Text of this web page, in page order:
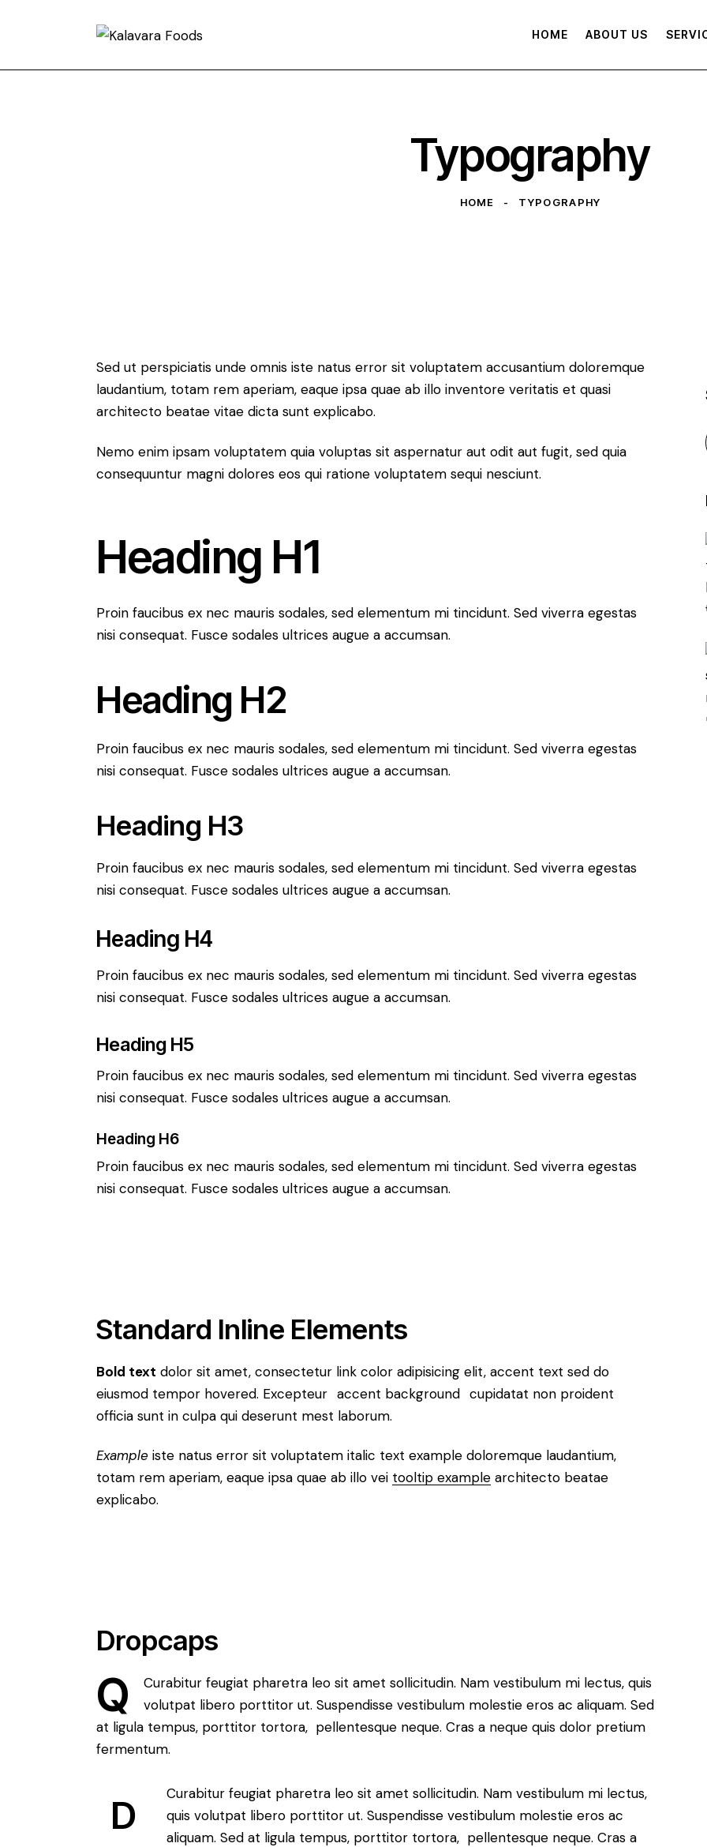
HOME ABOUT US
Typography
HOME TYPOGRAPHY
Sed ut perspiciatis unde omnis iste natus error sit voluptatem accusantium doloremque
laudantium, totam rem aperiam, eaque ipsa quae ab illo inventore veritatis et quasi
architecto beatae vitae dicta sunt explicabo.
Nemo enim ipsam voluptatem quia voluptas sit aspernatur aut odit aut fugit, sed quia
consequuntur magni dolores eos qui ratione voluptatem sequi nesciunt.
Heading H1
Proin faucibus ex nec mauris sodales, sed elementum mi tincidunt. Sed viverra egestas
nisi consequat. Fusce sodales ultrices augue a accumsan.
Heading H2
Proin faucibus ex nec mauris sodales, sed elementum mi tincidunt. Sed viverra egestas
nisi consequat. Fusce sodales ultrices augue a accumsan.
Heading H3
Proin faucibus ex nec mauris sodales, sed elementum mi tincidunt. Sed viverra egestas
nisi consequat. Fusce sodales ultrices augue a accumsan.
Heading H4
Proin faucibus ex nec mauris sodales, sed elementum mi tincidunt. Sed viverra egestas
nisi consequat. Fusce sodales ultrices augue a accumsan.
Heading H5
Proin faucibus ex nec mauris sodales, sed elementum mi tincidunt. Sed viverra egestas
nisi consequat. Fusce sodales ultrices augue a accumsan.
Heading H6
Proin faucibus ex nec mauris sodales, sed elementum mi tincidunt. Sed viverra egestas
nisi consequat. Fusce sodales ultrices augue a accumsan.
Standard Inline Elements
Bold text dolor sit amet, consectetur link color adipisicing elit, accent text sed do
eiusmod tempor hovered. Excepteur accent background cupidatat non proident
officia sunt in culpa qui deserunt mest laborum.
Example iste natus error sit voluptatem italic text example doloremque laudantium,
totam rem aperiam, eaque ipsa quae ab illo vei tooltip example architecto beatae
explicabo.
Dropcaps
Q
Curabitur feugiat pharetra leo sit amet sollicitudin. Nam vestibulum mi lectus, quis
volutpat libero porttitor ut. Suspendisse vestibulum molestie eros ac aliquam. Sed
at ligula tempus, porttitor tortora, pellentesque neque. Cras a neque quis dolor pretium
fermentum.
D
Curabitur feugiat pharetra leo sit amet sollicitudin. Nam vestibulum mi lectus,
quis volutpat libero porttitor ut. Suspendisse vestibulum molestie eros ac
aliquam. Sed at ligula tempus, porttitor tortora, pellentesque neque. Cras a